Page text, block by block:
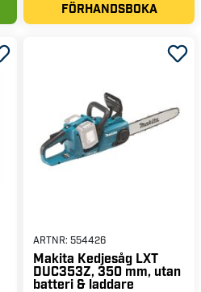
FÖRHANDSBOKA
ARTNR: 554426
Makita Kedjesåg LXT
DUC353Z, 350 mm, utan
batteri & laddare